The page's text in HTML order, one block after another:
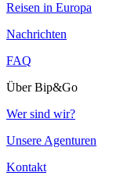
Reisen in Europa
Nachrichten
FAQ
Über Bip&Go
Wer sind wir?
Unsere Agenturen
Kontakt